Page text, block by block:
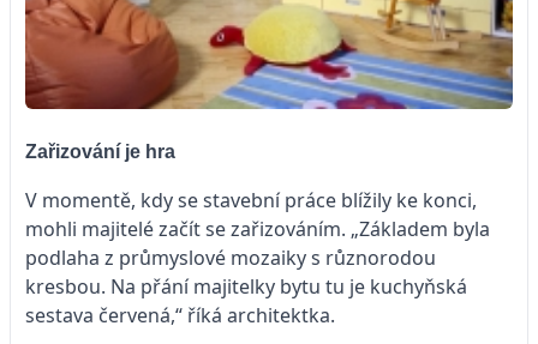
Zařizování je hra
V momentě, kdy se stavební práce blížily ke konci,
mohli majitelé začít se zařizováním. „Základem byla
podlaha z průmyslové mozaiky s různorodou
kresbou. Na přání majitelky bytu tu je kuchyňská
sestava červená,“ říká architektka.